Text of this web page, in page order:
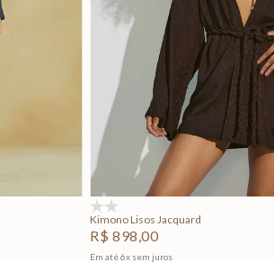
P M
Adicionar na sacola
Kimono Lisos Jacquard
R$ 898,00
Em até6x sem juros